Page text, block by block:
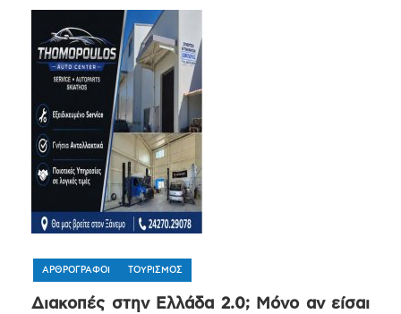
ΑΡΘΡΟΓΡΑΦΟΙ ΤΟΥΡΙΣΜΟΣ
Διακοπές στην Ελλάδα 2.0; Μόνο αν είσαι